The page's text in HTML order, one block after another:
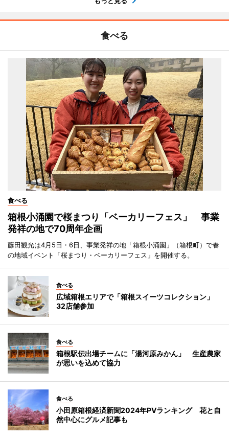
食べる
食べる
箱根小涌園で桜まつり「ベーカリーフェス」 事業
発祥の地で70周年企画
藤田観光は4月5日・6日、事業発祥の地「箱根小涌園」（箱根町）で春
の地域イベント「桜まつり・ベーカリーフェス」を開催する。
食べる
広域箱根エリアで「箱根スイーツコレクション」
32店舗参加
食べる
箱根駅伝出場チームに「湯河原みかん」 生産農家
が思いを込めて協力
食べる
小田原箱根経済新聞2024年PVランキング 花と自
然中心にグルメ記事も